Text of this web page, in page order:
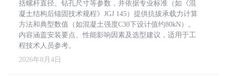
括螺杆直径、钻孔尺寸等参数，并依据专业标准（如《混
凝土结构后锚固技术规程》JGJ 145）提供抗拔承载力计算
方法和典型数值（如混凝土强度C30下设计值约80kN）。
内容涵盖安装要点、性能影响因素及选型建议，适用于工
程技术人员参考。
2026年8月4日